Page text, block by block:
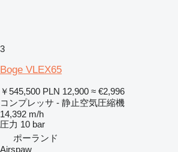
3
Boge VLEX65
￥545,500 PLN 12,900 ≈ €2,996
コンプレッサ - 静止空気圧縮機
14,392 m/h
圧力 10 bar
ポーランド
Airspaw